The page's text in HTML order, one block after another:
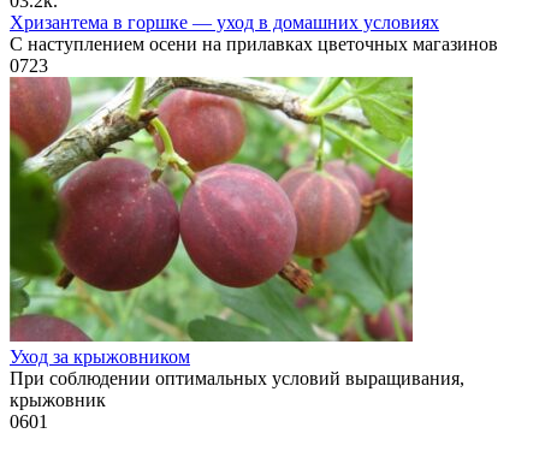
Хризантема в горшке — уход в домашних условиях
С наступлением осени на прилавках цветочных магазинов
0723
Уход за крыжовником
При соблюдении оптимальных условий выращивания,
крыжовник
0601